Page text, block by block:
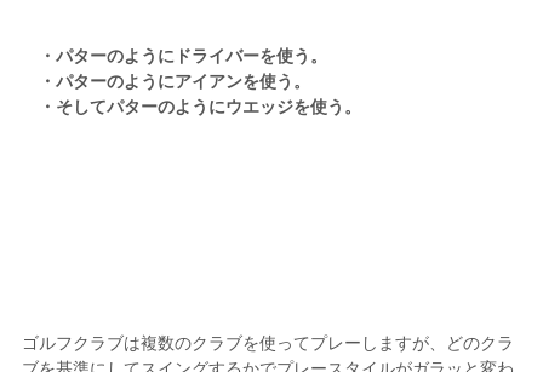
・パターのようにドライバーを使う。
・パターのようにアイアンを使う。
・そしてパターのようにウエッジを使う。
ゴルフクラブは複数のクラブを使ってプレーしますが、どのクラ